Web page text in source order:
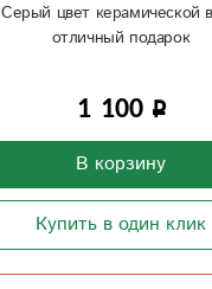
Серый цвет керамической
отличный подарок
1 100
В корзину
Купить в один клик